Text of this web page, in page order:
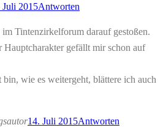
Juli 2015Antworten
Tintenzirkelforum darauf gestoßen.
Hauptcharakter gefällt mir schon auf
bin, wie es weitergeht, blättere ich auch
14. Juli 2015Antworten